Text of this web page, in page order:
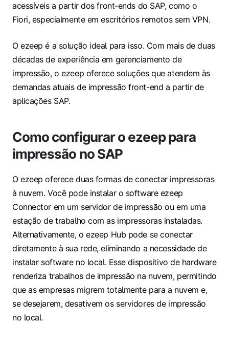
acessíveis a partir dos front-ends do SAP, como o
Fiori, especialmente em escritórios remotos sem VPN.
O ezeep é a solução ideal para isso. Com mais de duas
décadas de experiência em gerenciamento de
impressão, o ezeep oferece soluções que atendem às
demandas atuais de impressão front-end a partir de
aplicações SAP.
Como configurar o ezeep para
impressão no SAP
O ezeep oferece duas formas de conectar impressoras
à nuvem. Você pode instalar o software ezeep
Connector em um servidor de impressão ou em uma
estação de trabalho com as impressoras instaladas.
Alternativamente, o ezeep Hub pode se conectar
diretamente à sua rede, eliminando a necessidade de
instalar software no local. Esse dispositivo de hardware
renderiza trabalhos de impressão na nuvem, permitindo
que as empresas migrem totalmente para a nuvem e,
se desejarem, desativem os servidores de impressão
no local.